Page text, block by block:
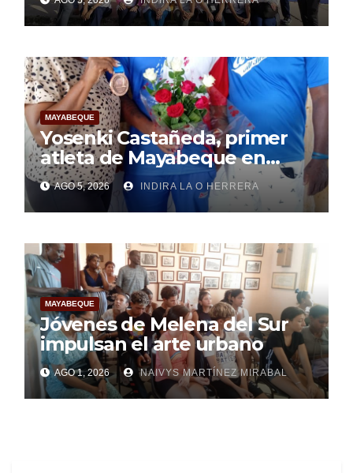
pesquisa
MAYABEQUE
Yosenki Castañeda, primer
atleta de Mayabeque en
subir al podio
centroamericano
AGO 5, 2026 INDIRA LA O HERRERA
MAYABEQUE
Jóvenes de Melena del Sur
impulsan el arte urbano
AGO 1, 2026 NAIVYS MARTÍNEZ MIRABAL